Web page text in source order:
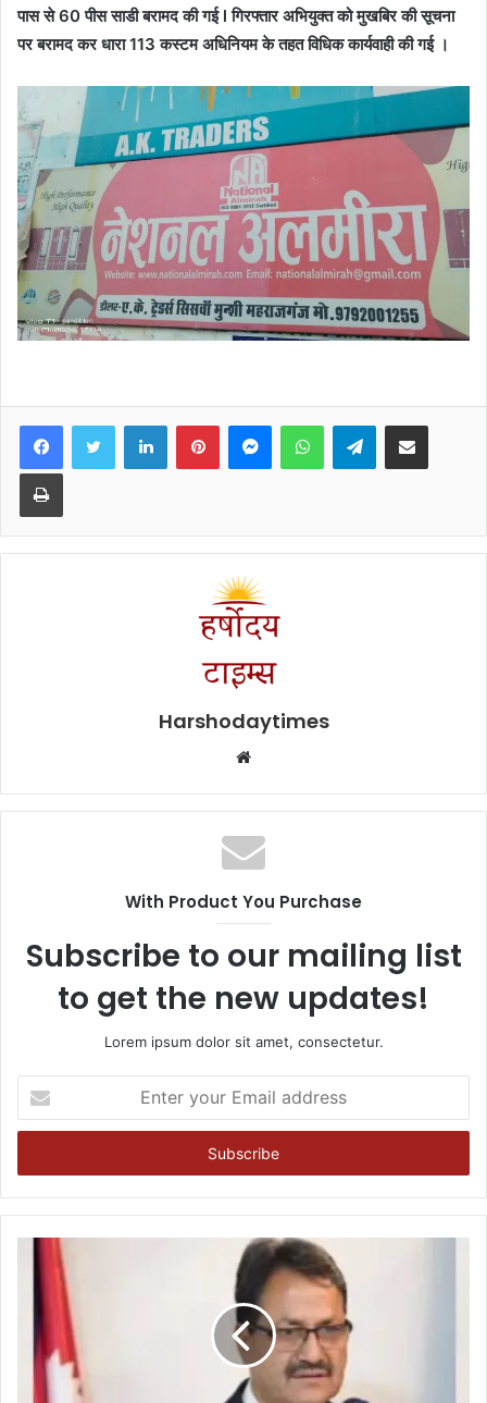
पास से 60 पीस साडी बरामद की गई l गिरफ्तार अभियुक्त को मुखबिर की सूचना
पर बरामद कर धारा 113 कस्टम अधिनियम के तहत विधिक कार्यवाही की गई ।
FacebookTwitter LinkedInPinterestMessengerWhatsAppTelegramShare via Email
Print
Harshodaytimes
Website
With Product You Purchase
Subscribe to our mailing list
to get the new updates!
Lorem ipsum dolor sit amet, consectetur.
your
Email